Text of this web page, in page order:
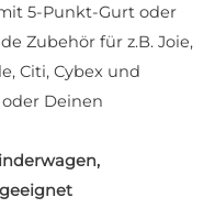
5-Punkt-Gurt oder
Zubehör für z.B. Joie,
Citi, Cybex und
Deinen